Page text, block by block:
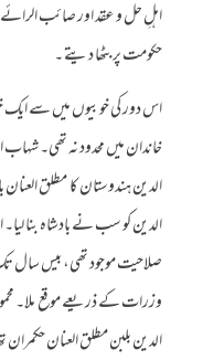
اہلِ حل و عقد اور صائب
حکومت پر بٹھا دیتے ۔
اس دور کی خوبیوں میں سے ایک
خاندان میں محدود نہ تھی۔
الدین ہندوستان کا مطلق
الدین کو سب نے بادشاہ بنا لیا۔
صلاحیت موجود تھی، بیس
وزرات کے ذریعے موقع ملا۔
الدین بلبن مطلق العنان حکمران